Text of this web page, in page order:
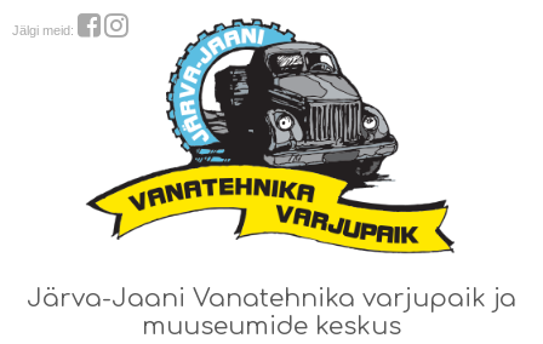
Jälgi meid:
Järva-Jaani Vanatehnika varjupaik ja
muuseumide keskus